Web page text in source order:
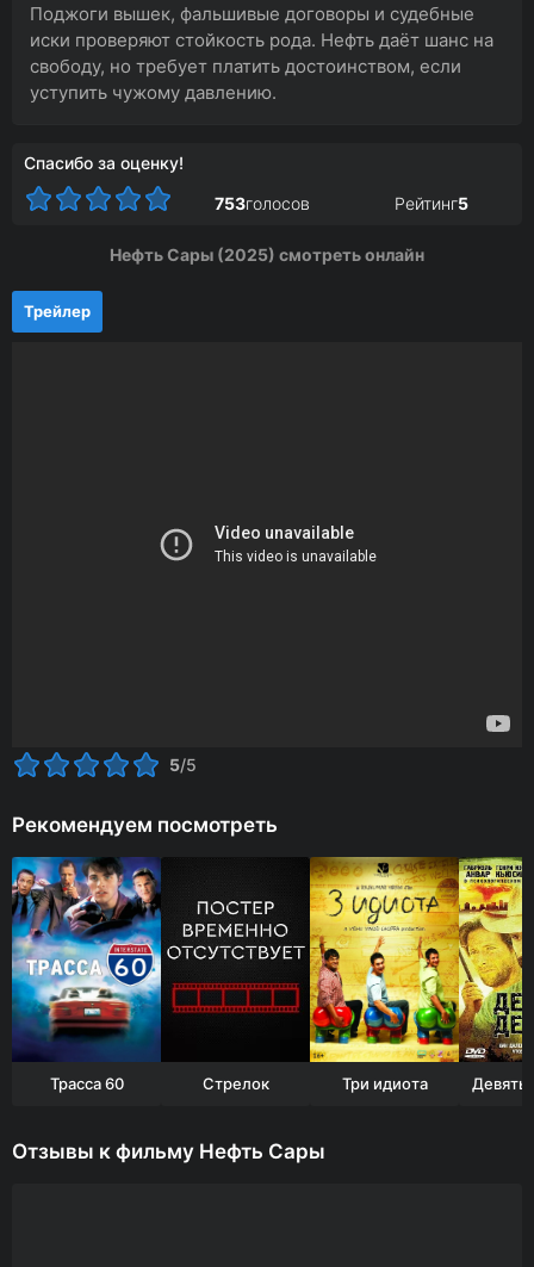
Поджоги вышек, фальшивые договоры и судебные
иски проверяют стойкость рода. Нефть даёт шанс на
свободу, но требует платить достоинством, если
уступить чужому давлению.
Спасибо за оценку!
753голосов Рейтинг5
Нефть Сары (2025) смотреть онлайн
Трейлер
5/5
Рекомендуем посмотреть
Трасса 60 Стрелок Три идиота Девять
Отзывы к фильму Нефть Сары